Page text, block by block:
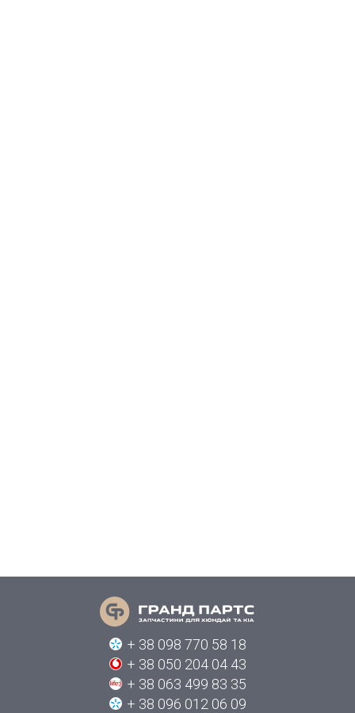
+ 38 098 770 58 18
+ 38 050 204 04 43
+ 38 063 499 83 35
+ 38 096 012 06 09